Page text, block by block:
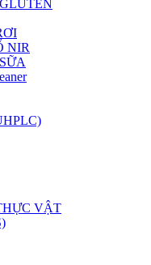
NIR
VẬT